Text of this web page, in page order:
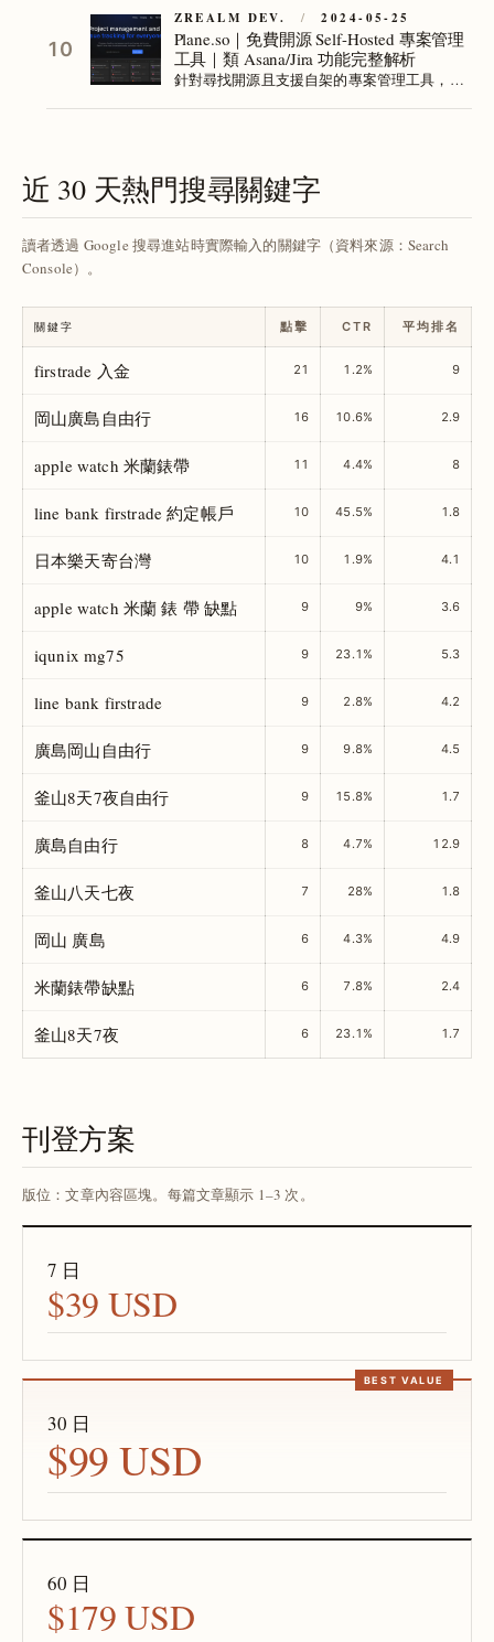
指派負責人及每日 PR 統計通知，提升 CI/CD
執行效率與成本優化。
10
ZREALM DEV. / 2024-05-25
Plane.so｜免費開源 Self-Hosted 專案管理
工具｜類 Asana/Jira 功能完整解析
針對尋找開源且支援自架的專案管理工具，用
近 30 天熱門搜尋關鍵字
讀者透過 Google 搜尋進站時實際輸入的關鍵字（資料來源：Search
Console）。
關鍵字 點擊 CTR 平均排名
firstrade 入金 21 1.2% 9
岡山廣島自由行 16 10.6% 2.9
apple watch 米蘭錶帶 11 4.4% 8
line bank firstrade 約定帳戶 10 45.5% 1.8
日本樂天寄台灣 10 1.9% 4.1
apple watch 米蘭 錶 帶 缺點 9 9% 3.6
iqunix mg75 9 23.1% 5.3
line bank firstrade 9 2.8% 4.2
廣島岡山自由行 9 9.8% 4.5
釜山8天7夜自由行 9 15.8% 1.7
廣島自由行 8 4.7% 12.9
釜山八天七夜 7 28% 1.8
岡山 廣島 6 4.3% 4.9
米蘭錶帶缺點 6 7.8% 2.4
釜山8天7夜 6 23.1% 1.7
刊登方案
版位：文章內容區塊。每篇文章顯示 1–3 次。
7 日
$39 USD
30 日
$99 USD
60 日
$179 USD